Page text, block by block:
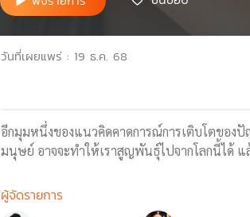
วันที่เผยแพร่ : 19 ธ.ค. 68
อีกมุมหนึ่งของแนวคิดคาดการณ์การเติบโตของ
มนุษย์ อาจจะทำให้เราสูญพันธุ์ไปจากโลกนี้ได้ แ
ผู้จัดรายการ